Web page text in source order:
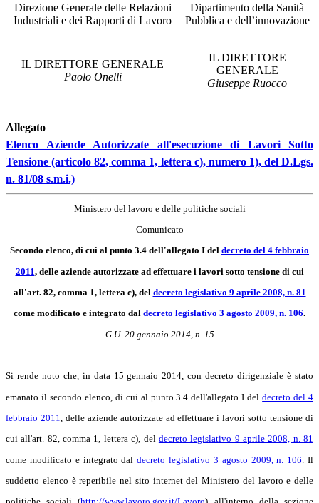
Direzione Generale delle Relazioni
Industriali e dei Rapporti di Lavoro
Dipartimento della Sanità
Pubblica e dell’innovazione
IL DIRETTORE GENERALE
Paolo Onelli
IL DIRETTORE
GENERALE
Giuseppe Ruocco
Allegato
Elenco Aziende Autorizzate all'esecuzione di Lavori Sotto
Tensione (articolo 82, comma 1, lettera c), numero 1), del D.Lgs.
n. 81/08 s.m.i.)
Ministero del lavoro e delle politiche sociali
Comunicato
Secondo elenco, di cui al punto 3.4 dell'allegato I del decreto del 4 febbraio
2011, delle aziende autorizzate ad effettuare i lavori sotto tensione di cui
all'art. 82, comma 1, lettera c), del decreto legislativo 9 aprile 2008, n. 81
come modificato e integrato dal decreto legislativo 3 agosto 2009, n. 106.
G.U. 20 gennaio 2014, n. 15
Si rende noto che, in data 15 gennaio 2014, con decreto dirigenziale è stato
emanato il secondo elenco, di cui al punto 3.4 dell'allegato I deldecreto del 4
febbraio 2011
, delle aziende autorizzate ad effettuare i lavori sotto tensione di
cui all'art. 82, comma 1, lettera c), del decreto legislativo 9 aprile 2008, n. 81
come modificato e integrato daldecreto legislativo 3 agosto 2009, n. 106 . Il
suddetto elenco è reperibile nel sito internet del Ministero del lavoro e delle